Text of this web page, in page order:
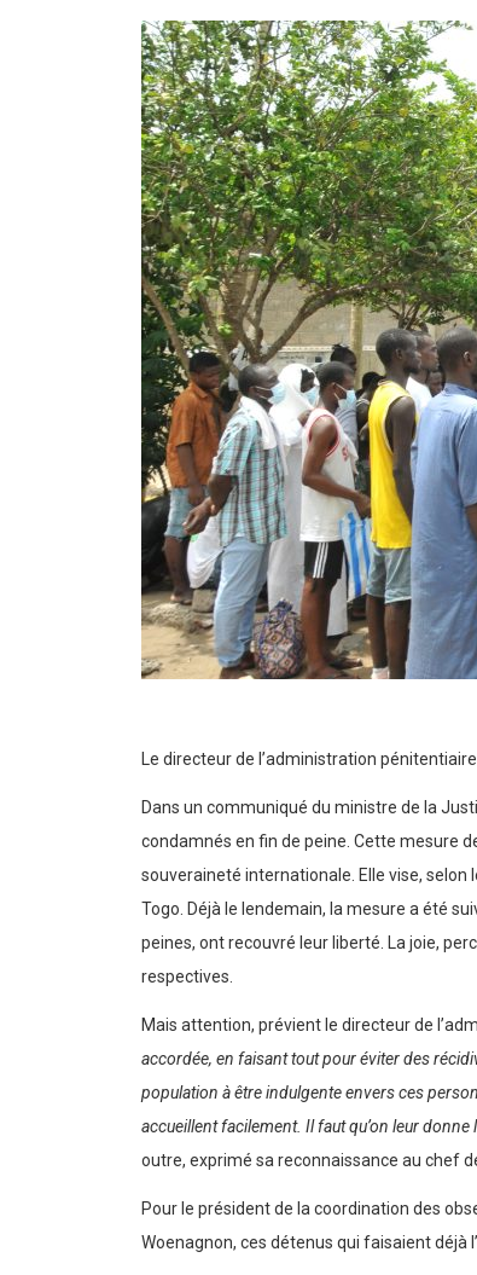
Le directeur de l’administration
Dans un communiqué du ministre de la
condamnés en fin de peine. Cette mesure
souveraineté internationale. Elle vise,
Togo. Déjà le lendemain, la mesure a été
peines, ont recouvré leur liberté. La joie,
respectives.
Mais attention, prévient le directeur de
accordée, en faisant tout pour éviter des
population à être indulgente envers ces
accueillent facilement. Il faut qu’on leur
outre, exprimé sa reconnaissance au chef
Pour le président de la coordination des
Woenagnon, ces détenus qui faisaient déjà